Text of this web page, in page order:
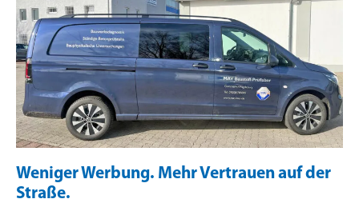
Weniger Werbung. Mehr Vertrauen auf der
Straße.